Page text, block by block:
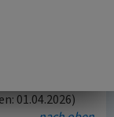
20.06.2014,
01.04.2026)
01.04.2026)